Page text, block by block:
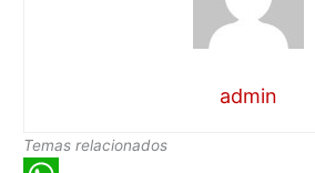
admin
Temas relacionados